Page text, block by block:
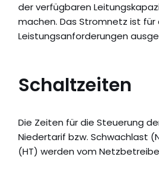
der verfügbaren
machen. Das Stromnetz ist
Leistungsanforderungen
Schaltzeiten
Die Zeiten für die Steuerung
Niedertarif bzw. Schwachlast
(HT) werden vom